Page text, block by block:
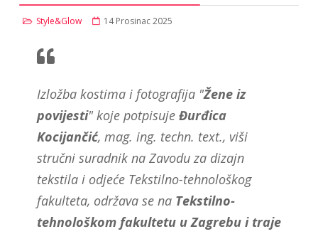
Style&Glow 14 Prosinac 2025
Izložba kostima i fotografija "Žene iz
povijesti" koje potpisuje Đurđica
Kocijančić, mag. ing. techn. text., viši
stručni suradnik na Zavodu za dizajn
tekstila i odjeće Tekstilno-tehnološkog
fakulteta, održava se na Tekstilno-
tehnološkom fakultetu u Zagrebu i traje